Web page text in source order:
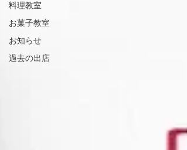
料理教室
お菓子教室
お知らせ
過去の出店